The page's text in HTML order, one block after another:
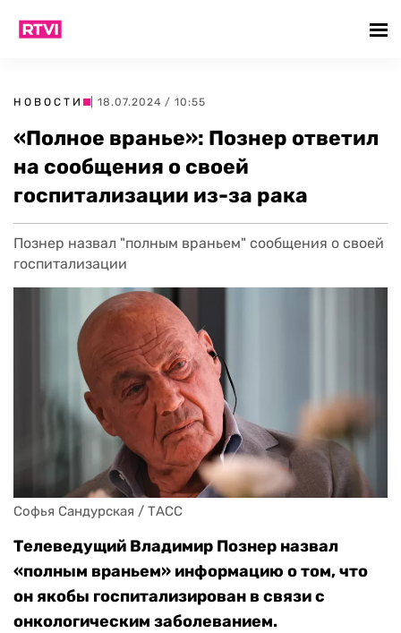
НОВОСТИ | 18.07.2024 / 10:55
«Полное вранье»: Познер ответил
на сообщения о своей
госпитализации из-за рака
Познер назвал "полным враньем" сообщения о своей
госпитализации
Софья Сандурская / ТАСС
Телеведущий Владимир Познер назвал
«полным враньем» информацию о том, что
он якобы госпитализирован в связи с
онкологическим заболеванием.